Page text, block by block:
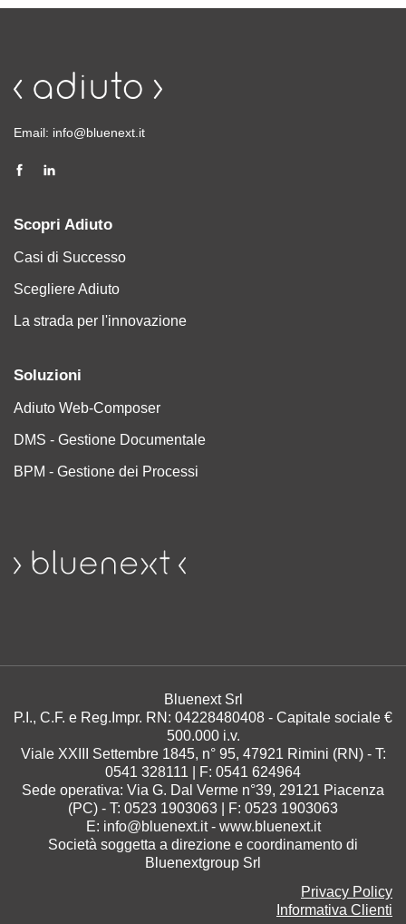
Email: info@bluenext.it
Scopri Adiuto
Casi di Successo
Scegliere Adiuto
La strada per l'innovazione
Soluzioni
Adiuto Web-Composer
DMS - Gestione Documentale
BPM - Gestione dei Processi
Bluenext Srl
P.I., C.F. e Reg.Impr. RN: 04228480408 - Capitale sociale €
500.000 i.v.
Viale XXIII Settembre 1845, n° 95, 47921 Rimini (RN) - T:
0541 328111 | F: 0541 624964
Sede operativa: Via G. Dal Verme n°39, 29121 Piacenza
(PC) - T: 0523 1903063 | F: 0523 1903063
E: info@bluenext.it- www.bluenext.it
Società soggetta a direzione e coordinamento di
Bluenextgroup Srl
Privacy Policy
Informativa Clienti